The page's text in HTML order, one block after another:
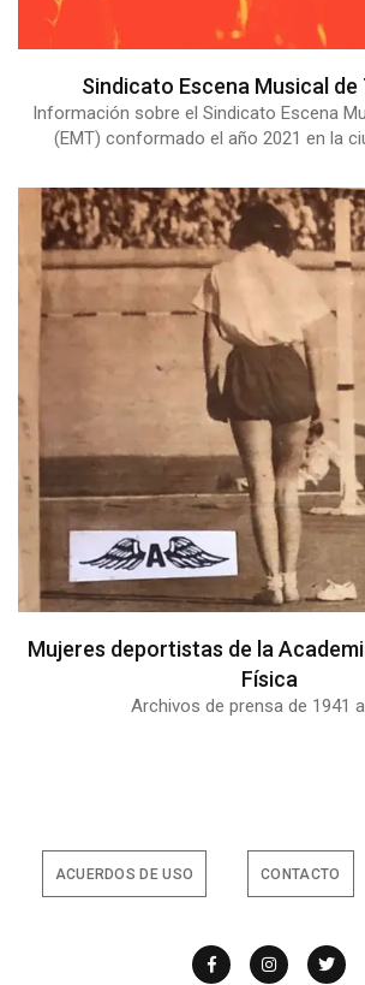
Sindicato Escena Musical
Información sobre el Sindicato Escena
(EMT) conformado el año 2021 en la
Mujeres deportistas de la
Física
Archivos de prensa de 1941
ACUERDOS DE USO CONTACTO